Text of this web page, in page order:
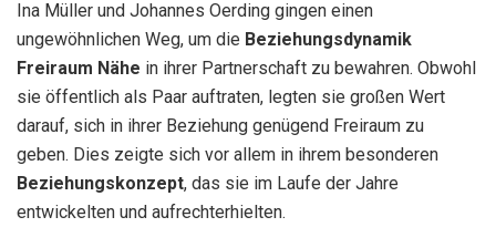
Ina Müller und Johannes Oerding gingen einen
ungewöhnlichen Weg, um die Beziehungsdynamik
Freiraum Nähe in ihrer Partnerschaft zu bewahren. Obwohl
sie öffentlich als Paar auftraten, legten sie großen Wert
darauf, sich in ihrer Beziehung genügend Freiraum zu
geben. Dies zeigte sich vor allem in ihrem besonderen
Beziehungskonzept, das sie im Laufe der Jahre
entwickelten und aufrechterhielten.